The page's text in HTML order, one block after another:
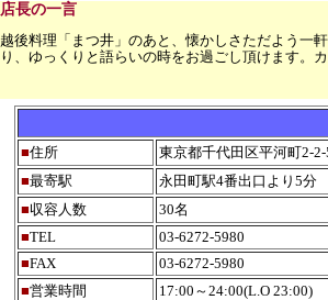
店長の一言
越後料理「まつ井」のあと、懐かしさただよう一
り、ゆっくりと語らいの時をお過ごし頂けます。
■住所
東京都千代田区平河町2-
■最寄駅
永田町駅4番出口より5
■収容人数
30名
■TEL
03-6272-5980
■FAX
03-6272-5980
■営業時間 17:00～24:00(L.O 23:00)